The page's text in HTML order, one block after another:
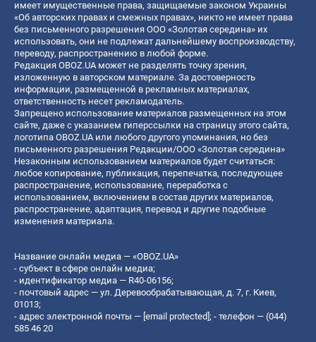
имеет имущественные права, защищаемые законом Украины
«Об авторских правах и смежных правах», никто не имеет права
без письменного разрешения ООО «Золотая середина» их
использовать, они не подлежат дальнейшему воспроизводству,
переводу, распространению в любой форме.
Редакция OBOZ.UA может не разделять точку зрения,
изложенную в авторском материале. За достоверность
информации, размещенной в рекламных материалах,
ответственность несет рекламодатель.
Запрещено использование материалов размещенных на этом
сайте, даже с указанием гиперссылки на страницу этого сайта,
логотипа OBOZ.UA или любого другого упоминания, но без
письменного разрешения Редакции/ООО «Золотая середина»
Незаконным использованием материалов будет считаться:
любое копирование, публикация, перепечатка, последующее
распространение, использование, переработка с
использованием, включением в состав других материалов,
распространение, адаптация, перевод и другие подобные
изменения материала.
Название онлайн медиа — «OBOZ.UA»
- субъект в сфере онлайн медиа;
- идентификатор медиа — R40-06156;
- почтовый адрес — ул. Деревообрабатывающая, д. 7, г. Киев,
01013;
- адрес электронной почты — [email protected]; - телефон — (044)
585 46 20